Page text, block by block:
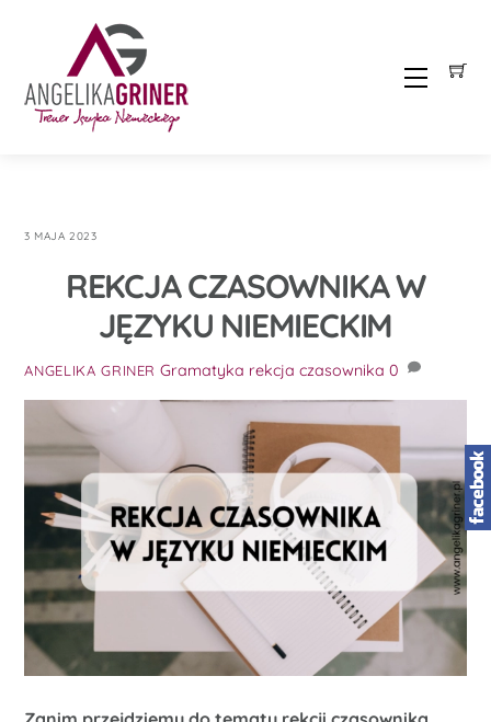
Menu
3 MAJA 2023
REKCJA CZASOWNIKA W
JĘZYKU NIEMIECKIM
ANGELIKA GRINER Gramatyka rekcja czasownika 0